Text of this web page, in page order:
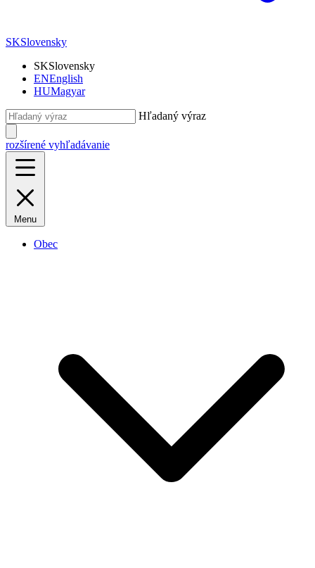
SKSlovensky
SKSlovensky
ENEnglish
HUMagyar
Hľadaný výraz
rozšírené vyhľadávanie
Menu
Obec